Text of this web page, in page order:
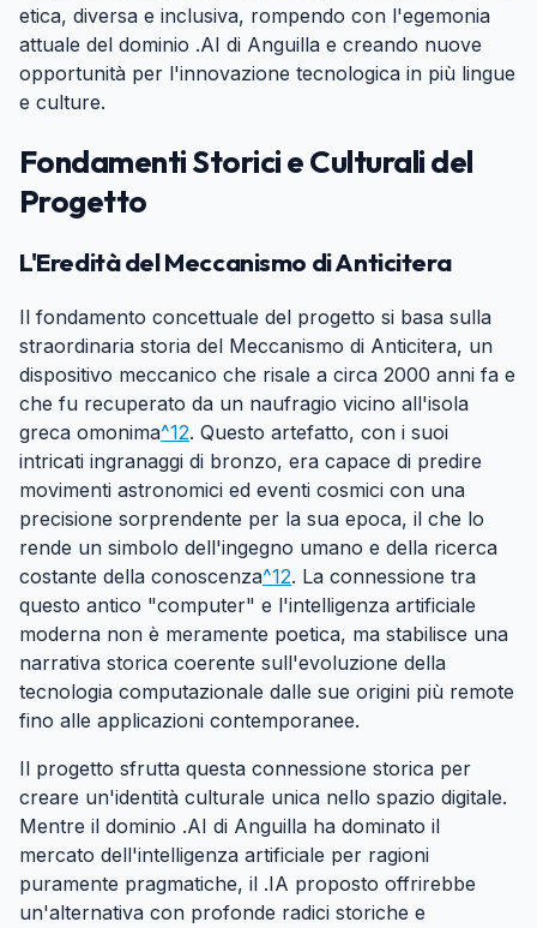
etica, diversa e inclusiva, rompendo con l'egemonia
attuale del dominio .AI di Anguilla e creando nuove
opportunità per l'innovazione tecnologica in più lingue
e culture.
Fondamenti Storici e Culturali del
Progetto
L'Eredità del Meccanismo di Anticitera
Il fondamento concettuale del progetto si basa sulla
straordinaria storia del Meccanismo di Anticitera, un
dispositivo meccanico che risale a circa 2000 anni fa e
che fu recuperato da un naufragio vicino all'isola
greca omonima^12. Questo artefatto, con i suoi
intricati ingranaggi di bronzo, era capace di predire
movimenti astronomici ed eventi cosmici con una
precisione sorprendente per la sua epoca, il che lo
rende un simbolo dell'ingegno umano e della ricerca
costante della conoscenza^12. La connessione tra
questo antico "computer" e l'intelligenza artificiale
moderna non è meramente poetica, ma stabilisce una
narrativa storica coerente sull'evoluzione della
tecnologia computazionale dalle sue origini più remote
fino alle applicazioni contemporanee.
Il progetto sfrutta questa connessione storica per
creare un'identità culturale unica nello spazio digitale.
Mentre il dominio .AI di Anguilla ha dominato il
mercato dell'intelligenza artificiale per ragioni
puramente pragmatiche, il .IA proposto offrirebbe
un'alternativa con profonde radici storiche e